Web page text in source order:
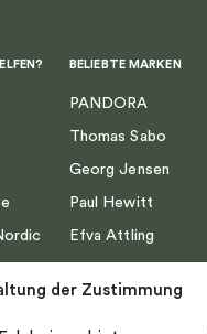
der Zustimmung
BELIEBTE MARKEN
PANDORA
Thomas Sabo
Georg Jensen
Paul Hewitt
Efva Attling
Drakenberg Sjölin